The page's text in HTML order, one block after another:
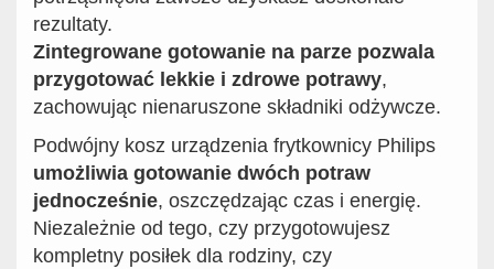
rezultaty.
Zintegrowane gotowanie na parze pozwala
przygotować lekkie i zdrowe potrawy,
zachowując nienaruszone składniki odżywcze.
Podwójny kosz urządzenia frytkownicy Philips
umożliwia gotowanie dwóch potraw
jednocześnie, oszczędzając czas i energię.
Niezależnie od tego, czy przygotowujesz
kompletny posiłek dla rodziny, czy